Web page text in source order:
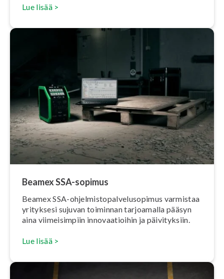
Lue lisää >
Beamex SSA-sopimus
Beamex SSA-oh­jel­mis­to­pal­ve­luso­pi­mus varmistaa
yrityksesi sujuvan toiminnan tarjoamalla pääsyn
aina vii­mei­sim­piin in­no­vaa­tioi­hin ja päi­vi­tyk­siin.
Lue lisää >